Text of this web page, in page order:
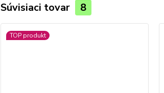
Súvisiaci tovar 8
TOP produkt